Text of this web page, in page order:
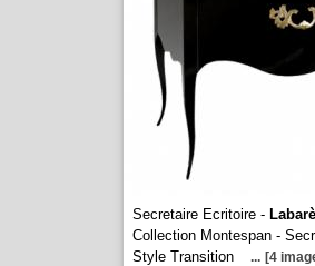
Secretaire Ecritoire -
Collection Montespan -
Style Transition
... [4